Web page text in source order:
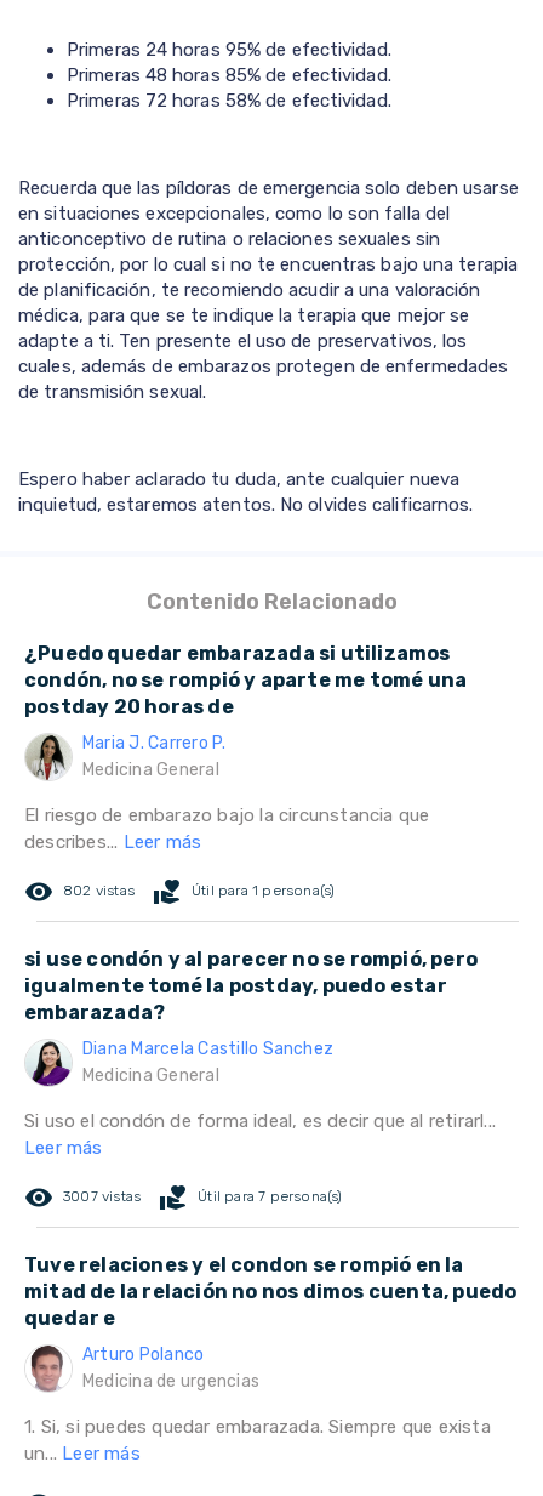
Primeras 24 horas 95% de efectividad.
Primeras 48 horas 85% de efectividad.
Primeras 72 horas 58% de efectividad.
Recuerda que las píldoras de emergencia solo deben usarse
en situaciones excepcionales, como lo son falla del
anticonceptivo de rutina o relaciones sexuales sin
protección, por lo cual si no te encuentras bajo una terapia
de planificación, te recomiendo acudir a una valoración
médica, para que se te indique la terapia que mejor se
adapte a ti. Ten presente el uso de preservativos, los
cuales, además de embarazos protegen de enfermedades
de transmisión sexual.
Espero haber aclarado tu duda, ante cualquier nueva
inquietud, estaremos atentos. No olvides calificarnos.
Contenido Relacionado
¿Puedo quedar embarazada si utilizamos
condón, no se rompió y aparte me tomé una
postday 20 horas de
Maria J. Carrero P.
Medicina General
El riesgo de embarazo bajo la circunstancia que
describes... Leer más
remove_red_eye 802 vistas volunteer_activism Útil para 1 persona(s)
si use condón y al parecer no se rompió, pero
igualmente tomé la postday, puedo estar
embarazada?
Diana Marcela Castillo Sanchez
Medicina General
Si uso el condón de forma ideal, es decir que al retirarl...
Leer más
remove_red_eye 3007 vistas volunteer_activism Útil para 7 persona(s)
Tuve relaciones y el condon se rompió en la
mitad de la relación no nos dimos cuenta, puedo
quedar e
Arturo Polanco
Medicina de urgencias
1. Si, si puedes quedar embarazada. Siempre que exista
un... Leer más